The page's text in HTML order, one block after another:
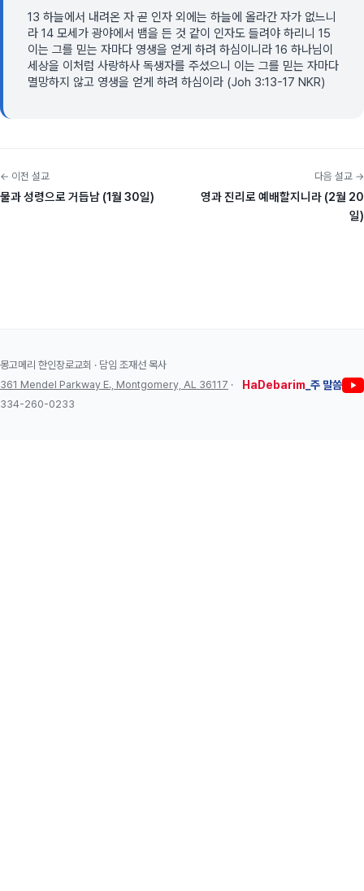
13 하늘에서 내려온 자 곧 인자 외에는 하늘에 올라간 자가 없느니
라 14 모세가 광야에서 뱀을 든 것 같이 인자도 들려야 하리니 15
이는 그를 믿는 자마다 영생을 얻게 하려 하심이니라 16 하나님이
세상을 이처럼 사랑하사 독생자를 주셨으니 이는 그를 믿는 자마다
멸망하지 않고 영생을 얻게 하려 하심이라 (Joh 3:13-17 NKR)
← 이전 설교
물과 성령으로 거듭남 (1월 30일)
다음 설교 →
영과 진리로 예배할지니라 (2월 20
일)
몽고메리 한인장로교회 · 담임 조재선 목사
361 Mendel Parkway E., Montgomery, AL 36117 ·
334-260-0233
HaDebarim _주 말씀